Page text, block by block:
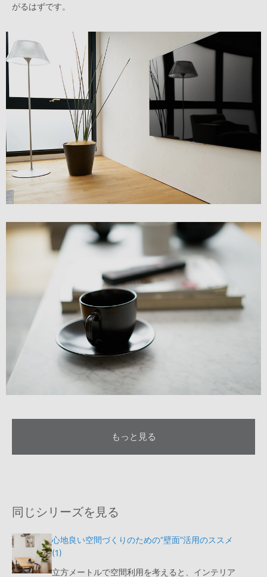
がるはずです。
もっと見る
同じシリーズを見る
心地良い空間づくりのための“壁面”活用のススメ
(1)
立方メートルで空間利用を考えると、インテリア